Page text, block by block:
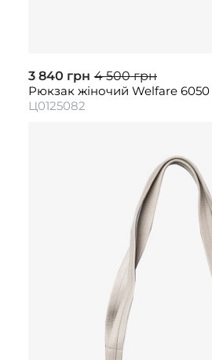
3 840 грн 4 500 грн
Рюкзак жіночий Welfare 6050
Ц0125082